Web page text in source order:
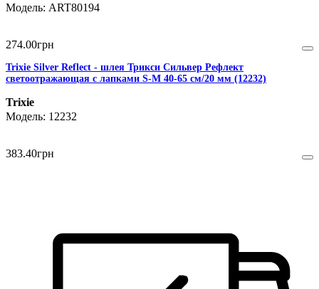
ART80194
274.00грн
Trixie Silver Reflect - шлея Трикси Сильвер Рефлект
светоотражающая с лапками S-M 40-65 см/20 мм (12232)
Trixie
12232
383.40грн